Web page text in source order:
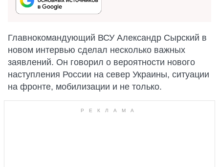
Главнокомандующий ВСУ Александр Сырский в
новом интервью сделал несколько важных
заявлений. Он говорил о вероятности нового
наступления России на север Украины, ситуации
на фронте, мобилизации и не только.